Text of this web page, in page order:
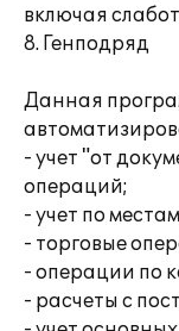
включая
8. Генподряд
Данная
- учет "от
операций;
- учет по
- торговые
- операции по
- расчеты с